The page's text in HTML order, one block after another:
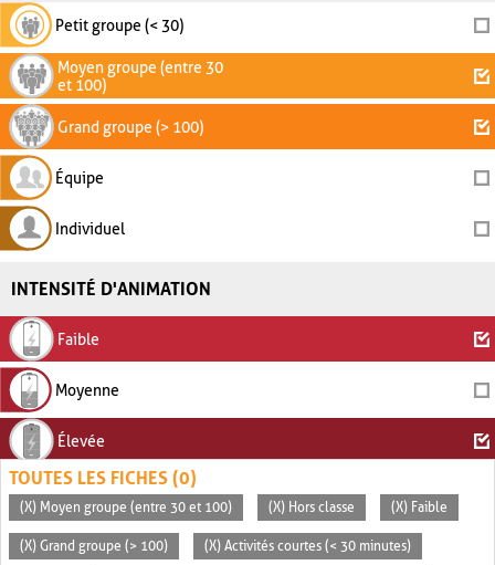
Petit groupe (< 30)
Moyen groupe (entre 30
et 100)
Grand groupe (> 100)
Équipe
Individuel
INTENSITÉ D'ANIMATION
Faible
Moyenne
Élevée
TOUTES LES FICHES (0)
(X) Moyen groupe (entre 30 et 100) (X) Hors classe (X) Faible
(X) Grand groupe (> 100) (X) Activités courtes (< 30 minutes)